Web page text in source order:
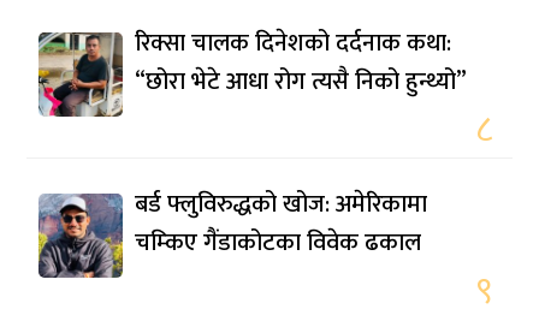
रिक्सा चालक दिनेशको दर्दनाक कथा:
“छोरा भेटे आधा रोग त्यसै निको हुन्थ्यो”
८
बर्ड फ्लुविरुद्धको खोज: अमेरिकामा
चम्किए गैंडाकोटका विवेक ढकाल
९